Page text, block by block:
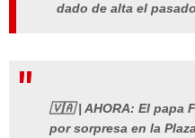
dado de alta el
🇻🇦 | AHORA: El papa
por sorpresa en la